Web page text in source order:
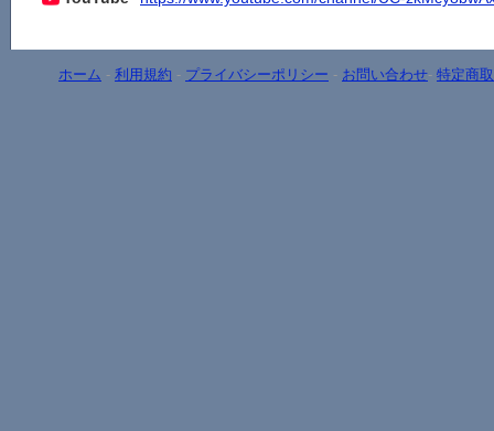
ホーム - 利用規約 - プライバシーポリシー - お問い合わせ- 特定商